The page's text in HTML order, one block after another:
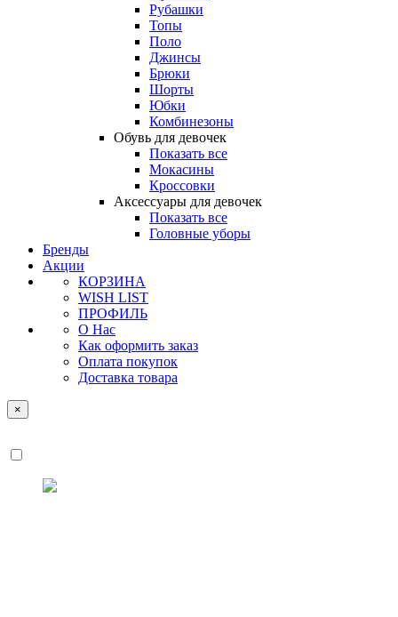
Рубашки
Топы
Поло
Джинсы
Брюки
Шорты
Юбки
Комбинезоны
Обувь для девочек
Показать все
Мокасины
Кроссовки
Аксессуары для девочек
Показать все
Головные уборы
Бренды
Акции
КОРЗИНА
WISH LIST
ПРОФИЛЬ
О Нас
Как оформить заказ
Оплата покупок
Доставка товара
×